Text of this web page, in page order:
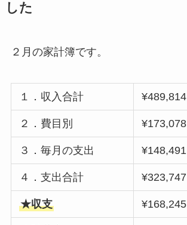
した
２月の家計簿です。
１．収入合計 ¥489,814
２．費目別 ¥173,078
３．毎月の支出 ¥148,491
４．支出合計 ¥323,747
★収支 ¥168,245